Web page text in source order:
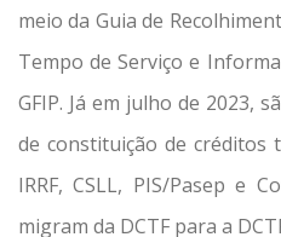
meio da Guia de
Tempo de Serviço e
GFIP. Já em julho de 2023,
de constituição de créditos
IRRF, CSLL, PIS/Pasep e
migram da DCTF para a